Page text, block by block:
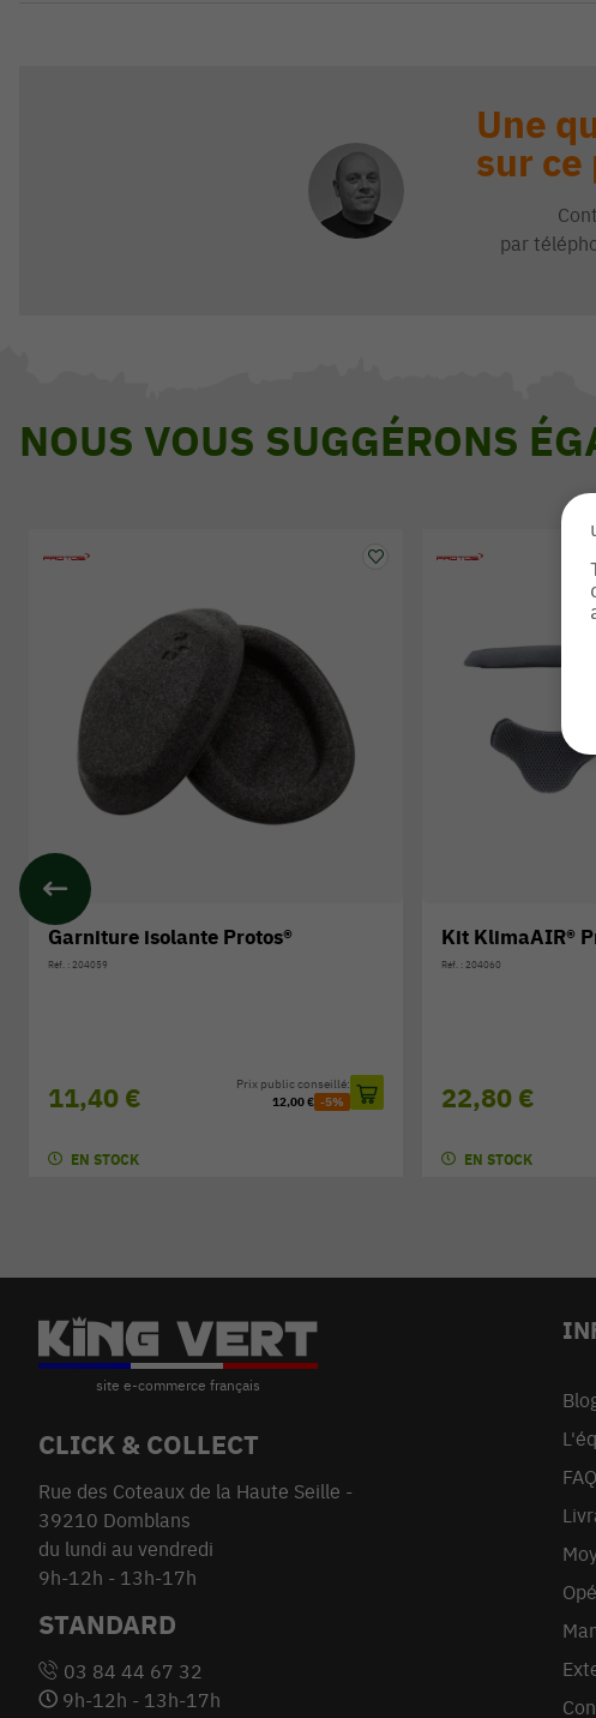
Une
sur ce
par
NOUS VOUS SUGGÉRONS
Garniture isolante Protos®
Réf. : 204059
11,40 €
Prix public conseillé:
12,00 € -5%
EN STOCK
Kit KlimaAIR®
Réf. : 204060
22,80 €
EN STOCK
CLICK & COLLECT
Rue des Coteaux de la Haute Seille -
39210 Domblans
du lundi au vendredi
9h-12h - 13h-17h
STANDARD
03 84 44 67 32
9h-12h - 13h-17h
FAQ